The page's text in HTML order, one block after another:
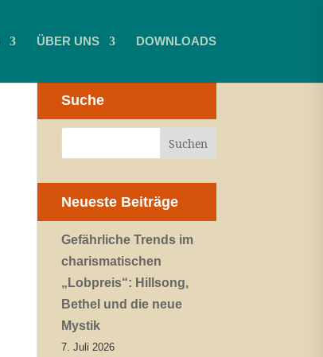
ÜBER UNS DOWNLOADS
Suche
Neueste Beiträge
Gefährliche Trends im
charismatischen
„Lobpreis“: Hillsong,
Bethel und die neue
Mystik
7. Juli 2026